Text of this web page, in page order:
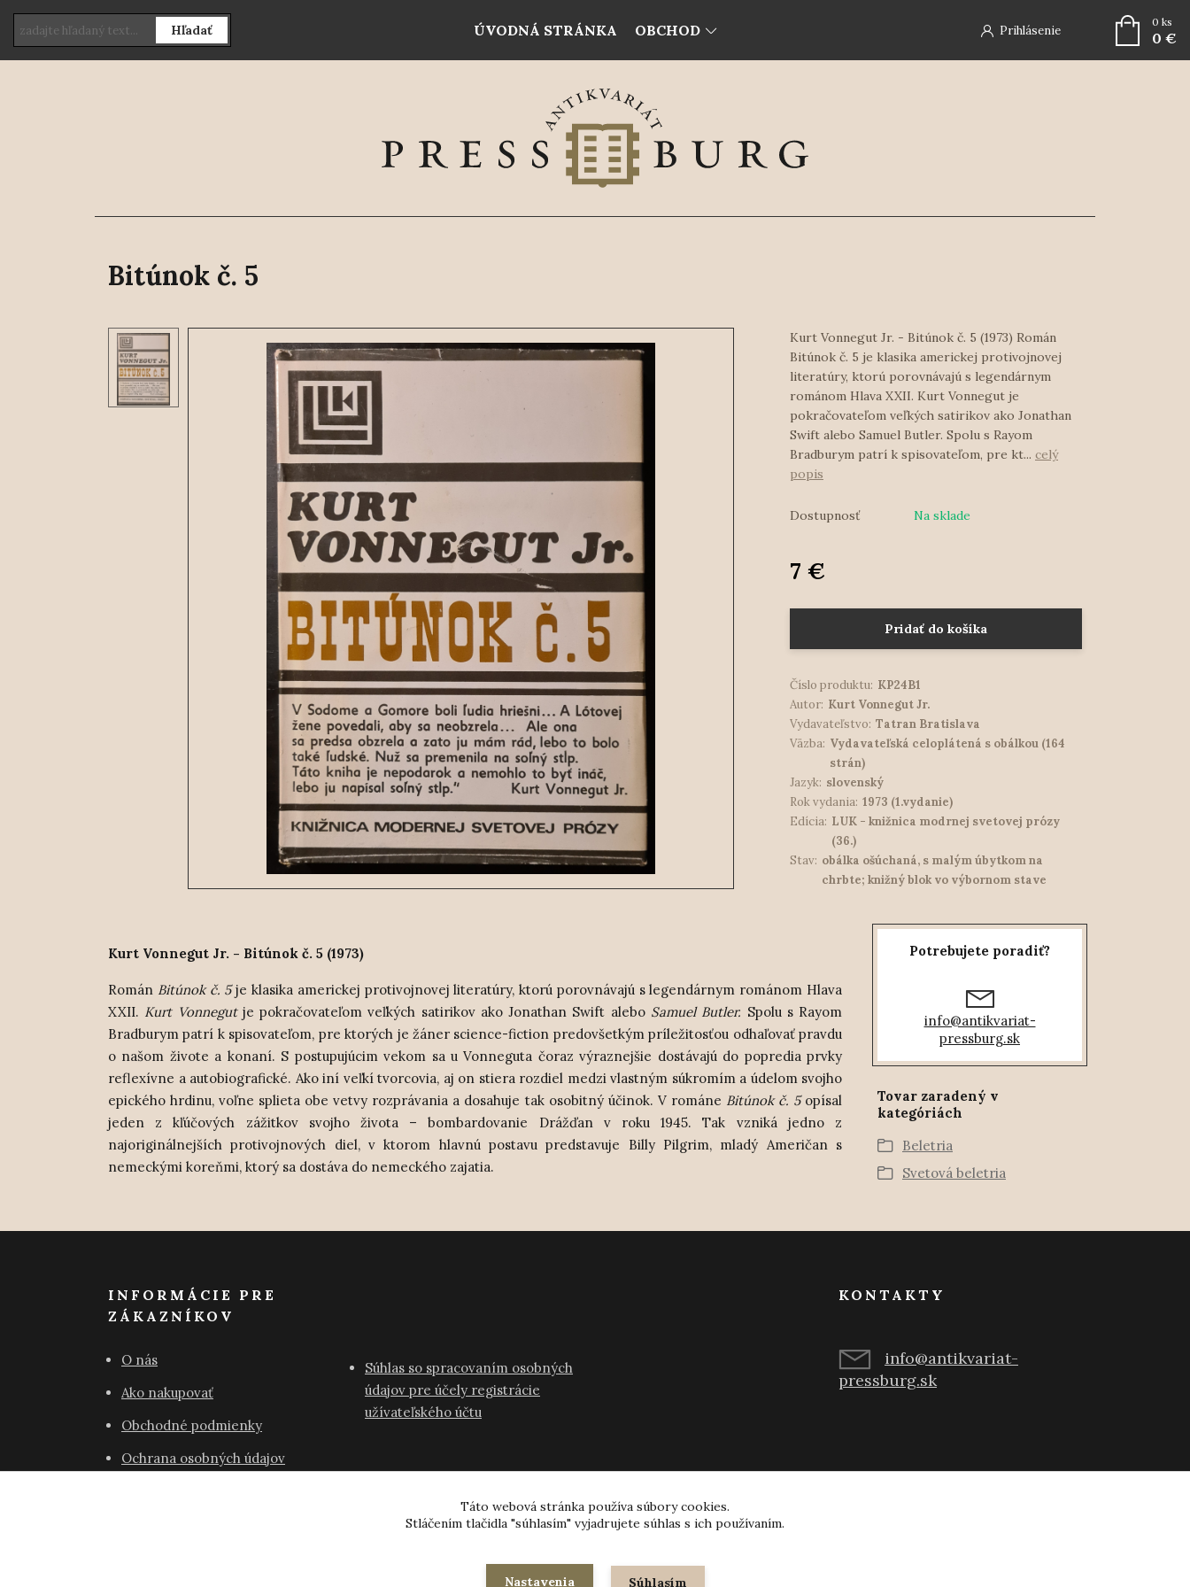
ÚVODNÁ STRÁNKA OBCHOD Prihlásenie
Hľadať
0 ks
0 €
Bitúnok č. 5
Kurt Vonnegut Jr. - Bitúnok č. 5 (1973) Román
Bitúnok č. 5 je klasika americkej protivojnovej
literatúry, ktorú porovnávajú s legendárnym
románom Hlava XXII. Kurt Vonnegut je
pokračovateľom veľkých satirikov ako Jonathan
Swift alebo Samuel Butler. Spolu s Rayom
Bradburym patrí k spisovateľom, pre kt... celý
popis
Dostupnosť Na sklade
7 €
Pridať do košíka
Číslo produktu: KP24B1
Autor: Kurt Vonnegut Jr.
Vydavateľstvo: Tatran Bratislava
Väzba: Vydavateľská celoplátená s obálkou (164
strán)
Jazyk: slovenský
Rok vydania: 1973 (1.vydanie)
Edícia: LUK - knižnica modrnej svetovej prózy
(36.)
Stav: obálka ošúchaná, s malým úbytkom na
chrbte; knižný blok vo výbornom stave
Kurt Vonnegut Jr. - Bitúnok č. 5 (1973)
Román Bitúnok č. 5je klasika americkej protivojnovej literatúry, ktorú porovnávajú s legendárnym románom Hlava
XXII. Kurt Vonnegutje pokračovateľom veľkých satirikov ako Jonathan Swift alebo Samuel Butler. Spolu s Rayom
Bradburym patrí k spisovateľom, pre ktorých je žáner science-fiction predovšetkým príležitosťou odhaľovať pravdu
o našom živote a konaní. S postupujúcim vekom sa u Vonneguta čoraz výraznejšie dostávajú do popredia prvky
reflexívne a autobiografické. Ako iní veľkí tvorcovia, aj on stiera rozdiel medzi vlastným súkromím a údelom svojho
epického hrdinu, voľne splieta obe vetvy rozprávania a dosahuje tak osobitný účinok. V románe Bitúnok č. 5opísal
jeden z kľúčových zážitkov svojho života – bombardovanie Drážďan v roku 1945. Tak vzniká jedno z
najoriginálnejších protivojnových diel, v ktorom hlavnú postavu predstavuje Billy Pilgrim, mladý Američan s
nemeckými koreňmi, ktorý sa dostáva do nemeckého zajatia.
Potrebujete poradiť?
info@antikvariat-
pressburg.sk
Tovar zaradený v
kategóriách
Beletria
Svetová beletria
INFORMÁCIE PRE
ZÁKAZNÍKOV
O nás
Ako nakupovať
Obchodné podmienky
Ochrana osobných údajov
Súhlas so spracovaním osobných
údajov pre účely registrácie
užívateľského účtu
KONTAKTY
info@antikvariat-
pressburg.sk
© 2024-2026 všetky práva vyhradené
Táto webová stránka používa súbory cookies.
Stláčením tlačidla "súhlasím" vyjadrujete súhlas s ich používaním.
Nastavenia Súhlasím